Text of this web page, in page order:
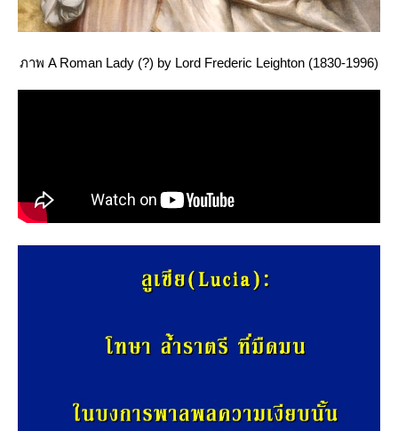
ภาพ A Roman Lady (?) by Lord Frederic Leighton (1830-1996)